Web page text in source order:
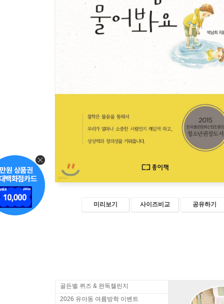
미리보기 사이즈비교 공유하기
골든벨 퀴즈 & 완독챌린지
2026 유아동 여름방학 이벤트